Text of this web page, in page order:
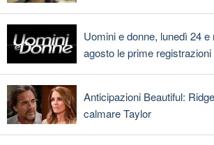
Uomini e donne, lunedì 24
agosto le prime registrazioni
Anticipazioni Beautiful:
calmare Taylor